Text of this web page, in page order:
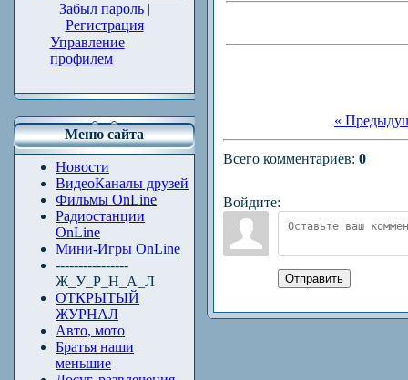
Забыл пароль|
Регистрация
Управление
профилем
Меню сайта
Новости
ВидеоКаналы друзей
Фильмы OnLine
Радиостанции
OnLine
Мини-Игры OnLine
----------------
Ж_У_Р_Н_А_Л
ОТКРЫТЫЙ
ЖУРНАЛ
Авто, мото
Братья наши
меньшие
«
Всего комментариев: 0
Войдите:
Отправить